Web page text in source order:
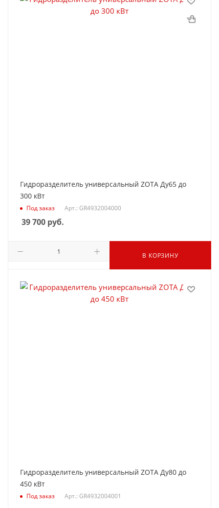
Гидроразделитель универсальный ZOTA Ду65 до
300 кВт
Под заказ Арт.: GR4932004000
39 700 руб.
В КОРЗИНУ
Гидроразделитель универсальный ZOTA Ду80 до
450 кВт
Под заказ Арт.: GR4932004001